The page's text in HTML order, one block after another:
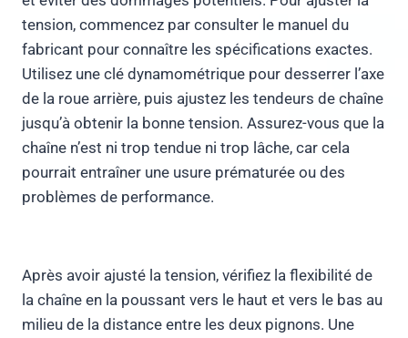
tension, commencez par consulter le manuel du
fabricant pour connaître les spécifications exactes.
Utilisez une clé dynamométrique pour desserrer l’axe
de la roue arrière, puis ajustez les tendeurs de chaîne
jusqu’à obtenir la bonne tension. Assurez-vous que la
chaîne n’est ni trop tendue ni trop lâche, car cela
pourrait entraîner une usure prématurée ou des
problèmes de performance.
Après avoir ajusté la tension, vérifiez la flexibilité de
la chaîne en la poussant vers le haut et vers le bas au
milieu de la distance entre les deux pignons. Une